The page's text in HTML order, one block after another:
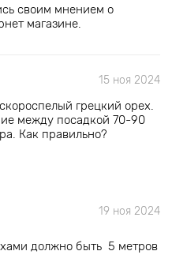
своим мнением о
магазине.
15 ноя 2024
грецкий орех.
между посадкой 70-90
Как правильно?
19 ноя 2024
должно быть 5 метров